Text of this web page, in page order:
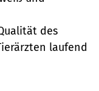
des
laufend